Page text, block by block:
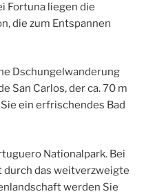
Fortuna liegen die
die zum Entspannen
Dschungelwanderung
San Carlos, der ca. 70 m
ein erfrischendes Bad
Nationalpark. Bei
das weitverzweigte
werden Sie